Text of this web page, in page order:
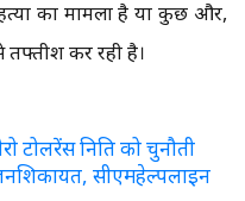
का मामला है या कुछ और,
कर रही है।
टोलरेंस निति को चुनौती
सीएमहेल्पलाइन